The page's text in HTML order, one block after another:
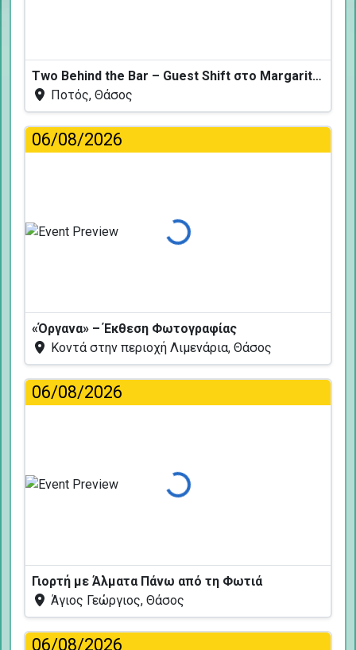
Two Behind the Bar – Guest Shift στο Margarita Fresh
Ποτός, Θάσος
06/08/2026
Φόρτωση...
«Όργανα» – Έκθεση Φωτογραφίας
Κοντά στην περιοχή Λιμενάρια, Θάσος
06/08/2026
Φόρτωση...
Γιορτή με Άλματα Πάνω από τη Φωτιά
Άγιος Γεώργιος, Θάσος
06/08/2026